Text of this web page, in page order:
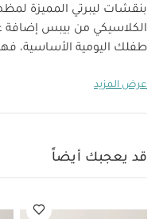
بنقشات ليبرتي المميزة
الكلاسيكي من بيبس إضافة
طفلك اليومية الأساسية،
الطفل فحسب.
التثبيت على ملابس الطفل
الضمان: 3 أشهر
عرض المزيد
قد يعجبك أيضاً